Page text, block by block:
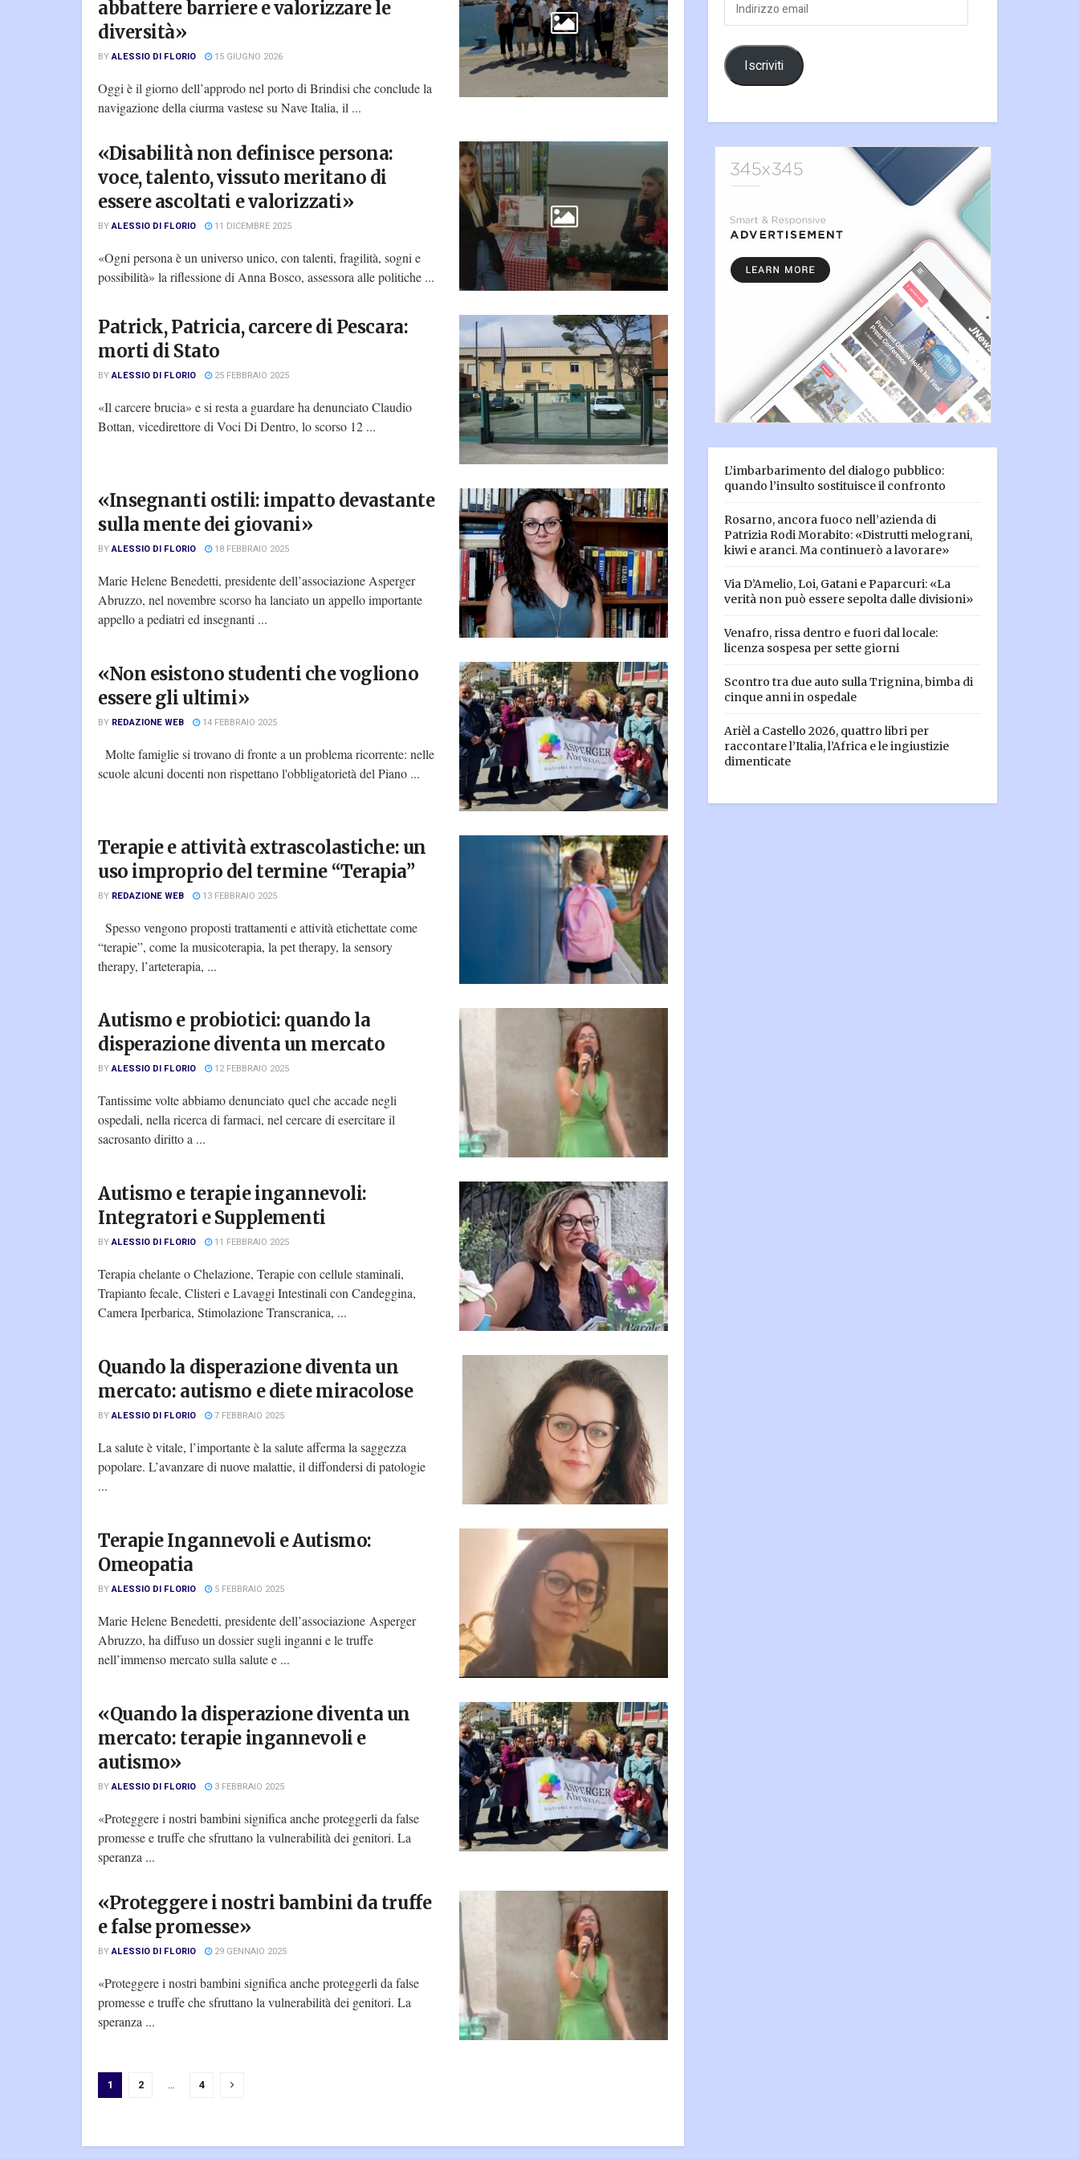
abbattere barriere e valorizzare le
diversità»
BYALESSIO DI FLORIO 15 GIUGNO 2026
Oggi è il giorno dell’approdo nel porto di Brindisi che conclude la
navigazione della ciurma vastese su Nave Italia, il ...
«Disabilità non definisce persona:
voce, talento, vissuto meritano di
essere ascoltati e valorizzati»
BYALESSIO DI FLORIO 11 DICEMBRE 2025
«Ogni persona è un universo unico, con talenti, fragilità, sogni e
possibilità» la riflessione di Anna Bosco, assessora alle politiche ...
Patrick, Patricia, carcere di Pescara:
morti di Stato
BYALESSIO DI FLORIO 25 FEBBRAIO 2025
«Il carcere brucia» e si resta a guardare ha denunciato Claudio
Bottan, vicedirettore di Voci Di Dentro, lo scorso 12 ...
«Insegnanti ostili: impatto devastante
sulla mente dei giovani»
BYALESSIO DI FLORIO 18 FEBBRAIO 2025
Marie Helene Benedetti, presidente dell’associazione Asperger
Abruzzo, nel novembre scorso ha lanciato un appello importante
appello a pediatri ed insegnanti ...
«Non esistono studenti che vogliono
essere gli ultimi»
BY REDAZIONE WEB 14 FEBBRAIO 2025
Molte famiglie si trovano di fronte a un problema ricorrente: nelle
scuole alcuni docenti non rispettano l'obbligatorietà del Piano ...
Terapie e attività extrascolastiche: un
uso improprio del termine “Terapia”
BY REDAZIONE WEB 13 FEBBRAIO 2025
Spesso vengono proposti trattamenti e attività etichettate come
“terapie”, come la musicoterapia, la pet therapy, la sensory
therapy, l’arteterapia, ...
Autismo e probiotici: quando la
disperazione diventa un mercato
BYALESSIO DI FLORIO 12 FEBBRAIO 2025
Tantissime volte abbiamo denunciato quel che accade negli
ospedali, nella ricerca di farmaci, nel cercare di esercitare il
sacrosanto diritto a ...
Autismo e terapie ingannevoli:
Integratori e Supplementi
BYALESSIO DI FLORIO 11 FEBBRAIO 2025
Terapia chelante o Chelazione, Terapie con cellule staminali,
Trapianto fecale, Clisteri e Lavaggi Intestinali con Candeggina,
Camera Iperbarica, Stimolazione Transcranica, ...
Quando la disperazione diventa un
mercato: autismo e diete miracolose
BYALESSIO DI FLORIO 7 FEBBRAIO 2025
La salute è vitale, l’importante è la salute afferma la saggezza
popolare. L’avanzare di nuove malattie, il diffondersi di patologie
...
Terapie Ingannevoli e Autismo:
Omeopatia
BYALESSIO DI FLORIO 5 FEBBRAIO 2025
Marie Helene Benedetti, presidente dell’associazione Asperger
Abruzzo, ha diffuso un dossier sugli inganni e le truffe
nell’immenso mercato sulla salute e ...
«Quando la disperazione diventa un
mercato: terapie ingannevoli e
autismo»
BYALESSIO DI FLORIO 3 FEBBRAIO 2025
«Proteggere i nostri bambini significa anche proteggerli da false
promesse e truffe che sfruttano la vulnerabilità dei genitori. La
speranza ...
«Proteggere i nostri bambini da truffe
e false promesse»
BYALESSIO DI FLORIO 29 GENNAIO 2025
«Proteggere i nostri bambini significa anche proteggerli da false
promesse e truffe che sfruttano la vulnerabilità dei genitori. La
speranza ...
1 2 … 4
email
Iscriviti
L’imbarbarimento del dialogo pubblico:
quando l’insulto sostituisce il confronto
Rosarno, ancora fuoco nell’azienda di
Patrizia Rodi Morabito: «Distrutti melograni,
kiwi e aranci. Ma continuerò a lavorare»
Via D’Amelio, Loi, Gatani e Paparcuri: «La
verità non può essere sepolta dalle divisioni»
Venafro, rissa dentro e fuori dal locale:
licenza sospesa per sette giorni
Scontro tra due auto sulla Trignina, bimba di
cinque anni in ospedale
Arièl a Castello 2026, quattro libri per
raccontare l’Italia, l’Africa e le ingiustizie
dimenticate